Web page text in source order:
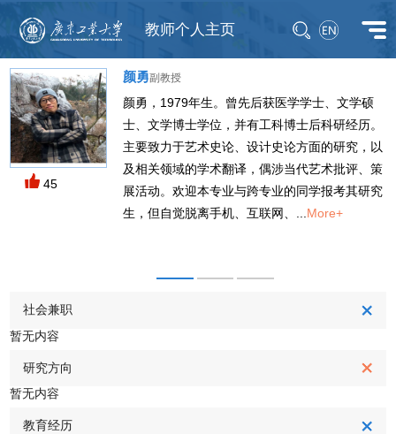
教师个人主页
45
颜勇副教授
颜勇，1979年生。曾先后获医学学士、文学硕
士、文学博士学位，并有工科博士后科研经历。
主要致力于艺术史论、设计史论方面的研究，以
及相关领域的学术翻译，偶涉当代艺术批评、策
展活动。欢迎本专业与跨专业的同学报考其研究
生，但自觉脱离手机、互联网、... More+
社会兼职
暂无内容
研究方向
暂无内容
教育经历